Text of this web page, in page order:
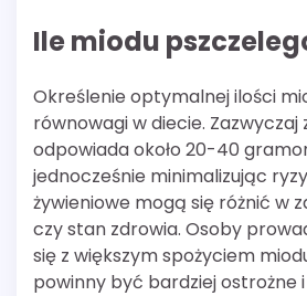
Ile miodu
Określenie optymalnej ilości
równowagi w diecie. Zazwyczaj
odpowiada około 20-40
jednocześnie minimalizując
żywieniowe mogą się różnić w
czy stan zdrowia. Osoby
się z większym spożyciem
powinny być bardziej ostrożne